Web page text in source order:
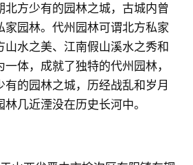
北方少有的园林之城，古城内曾
家园林。代州园林可谓北方私家
山水之美、江南假山溪水之秀和
体，成就了独特的代州园林，
的园林之城，历经战乱和岁月
几近湮没在历史长河中。